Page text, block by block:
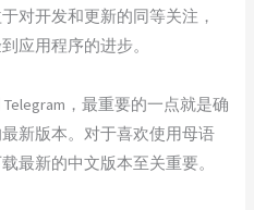
对开发和更新的同等关注，
应用程序的进步。
，最重要的一点就是确
新版本。对于喜欢使用母语
最新的中文版本至关重要。